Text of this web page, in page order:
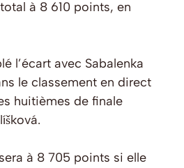
à 8 610 points, en
l’écart avec Sabalenka
le classement en direct
huitièmes de finale
à 8 705 points si elle